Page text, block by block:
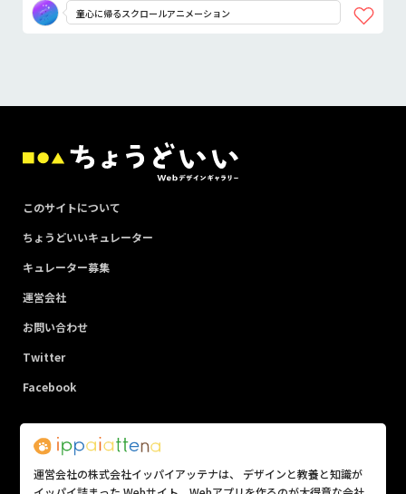
童心に帰るスクロールアニメーション
このサイトについて
ちょうどいいキュレーター
キュレーター募集
運営会社
お問い合わせ
Twitter
Facebook
運営会社の株式会社イッパイアッテナは、 デザインと教養と知識が